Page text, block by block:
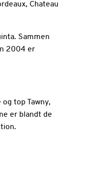
Chateau
Sammen
2004 er
top Tawny,
er blandt de